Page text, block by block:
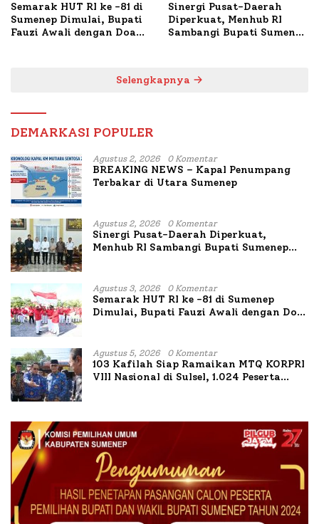
Semarak HUT RI ke -81 di
Sumenep Dimulai, Bupati
Fauzi Awali dengan Doa
Sinergi Pusat-Daerah
Diperkuat, Menhub RI
Sambangi Bupati Sumenep
Selengkapnya
DEMARKASI POPULER
Agustus 2, 2026 0 Komentar
BREAKING NEWS – Kapal Penumpang
Terbakar di Utara Sumenep
Agustus 2, 2026 0 Komentar
Sinergi Pusat-Daerah Diperkuat,
Menhub RI Sambangi Bupati Sumenep
Agustus 3, 2026 0 Komentar
Semarak HUT RI ke -81 di Sumenep
Dimulai, Bupati Fauzi Awali dengan Doa
Agustus 5, 2026 0 Komentar
103 Kafilah Siap Ramaikan MTQ KORPRI
VIII Nasional di Sulsel, 1.024 Peserta